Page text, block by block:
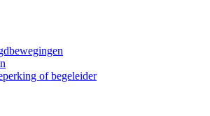
of begeleider